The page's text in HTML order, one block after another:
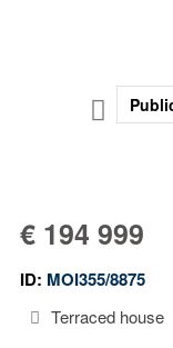
€ 194 999
ID: MOI355/8875
Terraced house